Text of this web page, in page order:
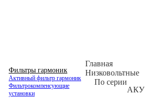
Фильтры гармоник
Активный фильтр гармоник
Фильтрокомпенсующие
установки
Главная
Низковольтные
По серии
АКУ